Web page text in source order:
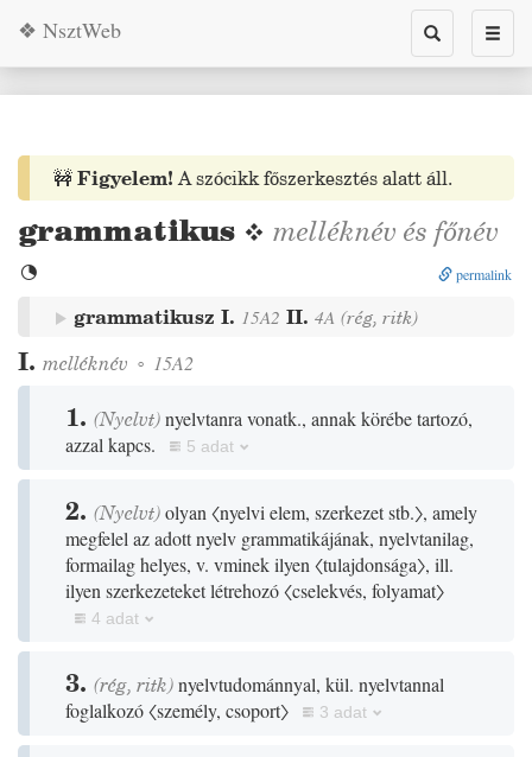
Toggle
search
❖ NsztWeb
🚧Figyelem!A szócikk főszerkesztés alatt áll.
grammatikus ❖ melléknév és főnév
 permalink
grammatikusz I. 15A2 II. 4A (rég, ritk)
I. melléknév ◦ 15A2
1. (Nyelvt)nyelvtanra vonatk., annak körébe tartozó,
azzal kapcs.
5 adat
2. (Nyelvt)olyan 〈nyelvi elem, szerkezet stb.〉, amely
megfelel az adott nyelv grammatikájának, nyelvtanilag,
formailag helyes, v. vminek ilyen 〈tulajdonsága〉, ill.
ilyen szerkezeteket létrehozó〈cselekvés, folyamat〉
4 adat
3. (rég, ritk)nyelvtudománnyal, kül. nyelvtannal
foglalkozó〈személy, csoport〉 3 adat